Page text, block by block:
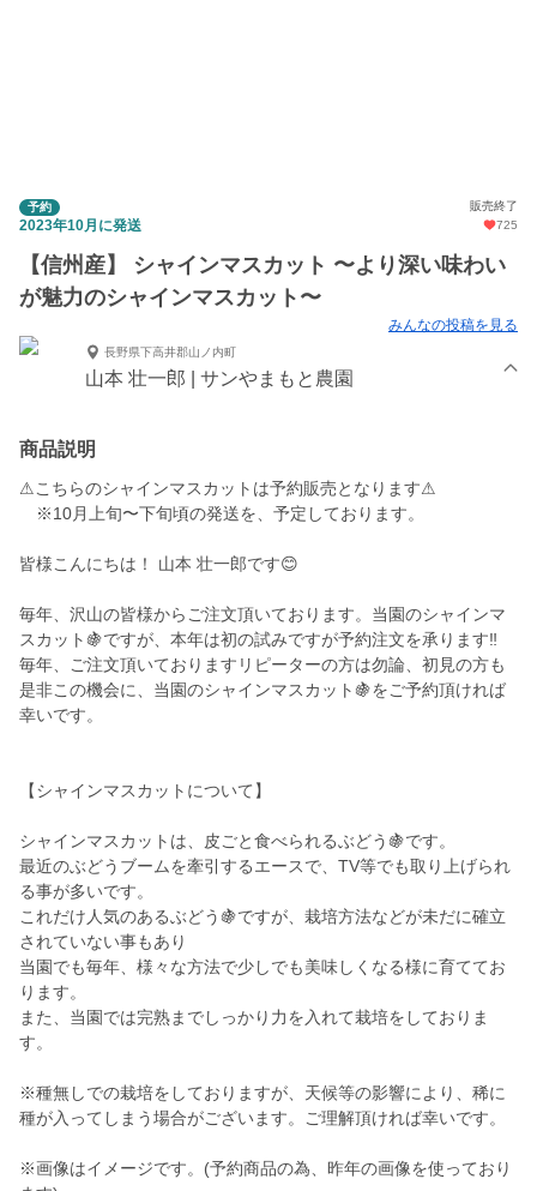
予約 販売終了
2023年10月に発送 725
【信州産】 シャインマスカット 〜より深い味わい
が魅力のシャインマスカット〜
みんなの投稿を見る
長野県下高井郡山ノ内町
山本 壮一郎 | サンやまもと農園
商品説明
⚠︎こちらのシャインマスカットは予約販売となります⚠︎
※10月上旬〜下旬頃の発送を、予定しております。
皆様こんにちは！ 山本 壮一郎です😊
毎年、沢山の皆様からご注文頂いております。当園のシャインマ
スカット🍇ですが、本年は初の試みですが予約注文を承ります‼︎
毎年、ご注文頂いておりますリピーターの方は勿論、初見の方も
是非この機会に、当園のシャインマスカット🍇をご予約頂ければ
幸いです。
【シャインマスカットについて】
シャインマスカットは、皮ごと食べられるぶどう🍇です。
最近のぶどうブームを牽引するエースで、TV等でも取り上げられ
る事が多いです。
これだけ人気のあるぶどう🍇ですが、栽培方法などが未だに確立
されていない事もあり
当園でも毎年、様々な方法で少しでも美味しくなる様に育ててお
ります。
また、当園では完熟までしっかり力を入れて栽培をしておりま
す。
※種無しでの栽培をしておりますが、天候等の影響により、稀に
種が入ってしまう場合がございます。ご理解頂ければ幸いです。
※画像はイメージです。(予約商品の為、昨年の画像を使っており